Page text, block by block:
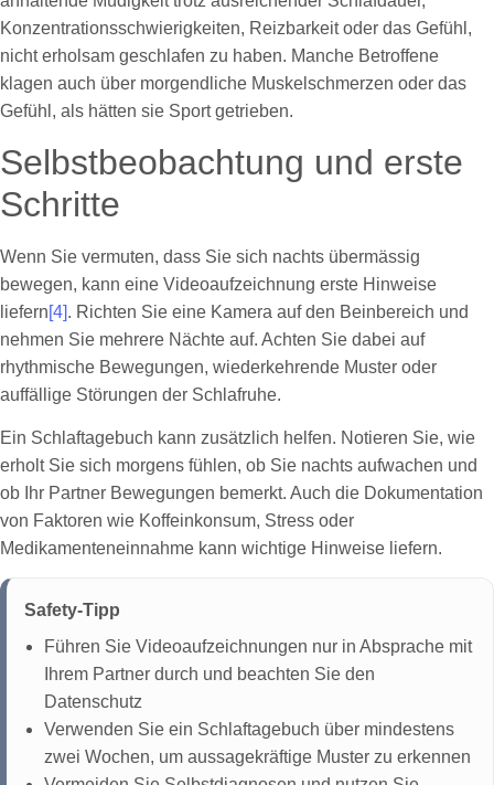
Konzentrationsschwierigkeiten, Reizbarkeit oder das Gefühl,
nicht erholsam geschlafen zu haben. Manche Betroffene
klagen auch über morgendliche Muskelschmerzen oder das
Gefühl, als hätten sie Sport getrieben.
Selbstbeobachtung und erste
Schritte
Wenn Sie vermuten, dass Sie sich nachts übermässig
bewegen, kann eine Videoaufzeichnung erste Hinweise
liefern[4]. Richten Sie eine Kamera auf den Beinbereich und
nehmen Sie mehrere Nächte auf. Achten Sie dabei auf
rhythmische Bewegungen, wiederkehrende Muster oder
auffällige Störungen der Schlafruhe.
Ein Schlaftagebuch kann zusätzlich helfen. Notieren Sie, wie
erholt Sie sich morgens fühlen, ob Sie nachts aufwachen und
ob Ihr Partner Bewegungen bemerkt. Auch die Dokumentation
von Faktoren wie Koffeinkonsum, Stress oder
Medikamenteneinnahme kann wichtige Hinweise liefern.
Safety-Tipp
Führen Sie Videoaufzeichnungen nur in Absprache mit
Ihrem Partner durch und beachten Sie den
Datenschutz
Verwenden Sie ein Schlaftagebuch über mindestens
zwei Wochen, um aussagekräftige Muster zu erkennen